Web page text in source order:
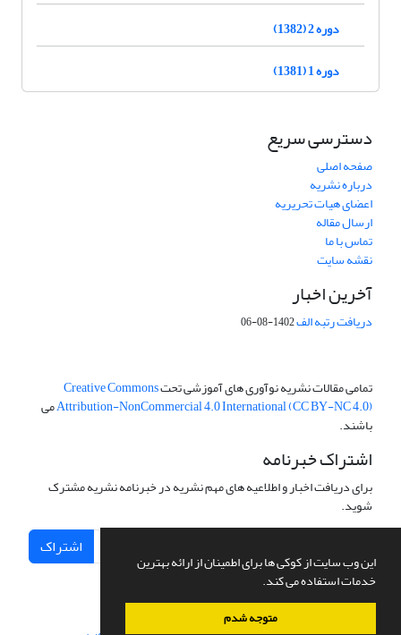
این وب سایت از کوکی ها برای اطمینان از ارائه بهترین
خدمات استفاده می کند.
متوجه شدم
دوره 2 (1382)
دوره 1 (1381)
دسترسی سریع
صفحه اصلی
درباره نشریه
اعضای هیات تحریریه
ارسال مقاله
تماس با ما
نقشه سایت
آخرین اخبار
دریافت رتبه الف1402-08-06
تمامی مقالات نشریه نوآوری های آموزشی تحتCreative Commons
Attribution-NonCommercial 4.0 International (CC BY-NC 4.0)می
باشند.
اشتراک خبرنامه
برای دریافت اخبار و اطلاعیه های مهم نشریه در خبرنامه نشریه مشترک
شوید.
اشتراک